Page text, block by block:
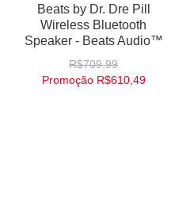
Beats by Dr. Dre Pill
Wireless Bluetooth
Speaker - Beats Audio™
R$709,99
Promoção R$610,49